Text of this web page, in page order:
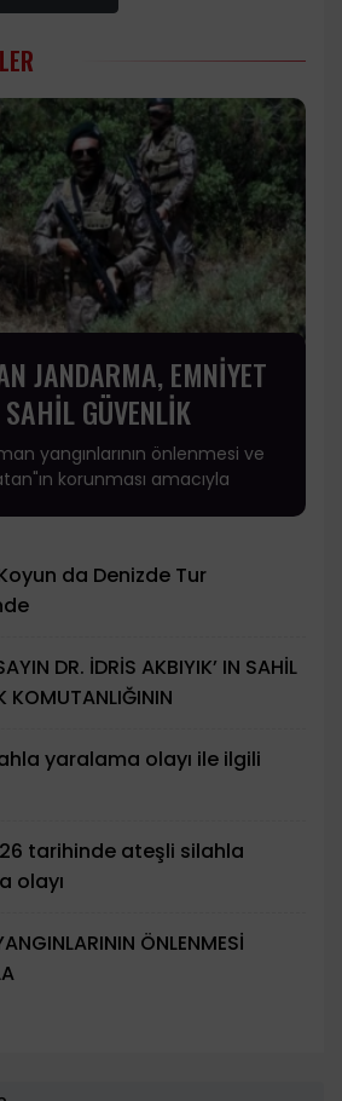
JANDARMA, EMNİYET
GÜVENLİK
yangınlarının önlenmesi ve
korunması amacıyla
da Denizde Tur
DR. İDRİS AKBIYIK’ IN SAHİL
KOMUTANLIĞININ
yaralama olayı ile ilgili
tarihinde ateşli silahla
olayı
ÖNLENMESİ